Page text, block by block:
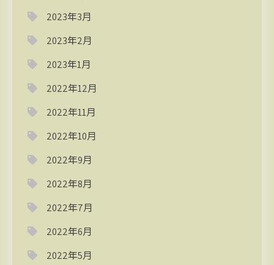
2023年3月
2023年2月
2023年1月
2022年12月
2022年11月
2022年10月
2022年9月
2022年8月
2022年7月
2022年6月
2022年5月